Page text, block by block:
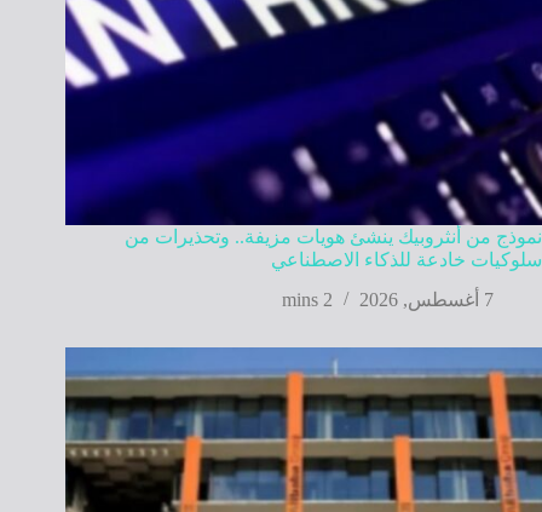
نموذج من أنثروبيك ينشئ هويات مزيفة.. وتحذيرات من
سلوكيات خادعة للذكاء الاصطناعي
7 أغسطس, 2026
2 mins